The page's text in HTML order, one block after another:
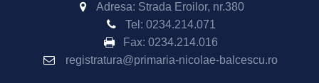
Adresa: Strada Eroilor, nr.380
Tel: 0234.214.071
Fax: 0234.214.016
registratura@primaria-nicolae-balcescu.ro